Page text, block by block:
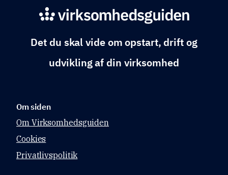
Det du skal vide om opstart, drift og
udvikling af din virksomhed
Om siden
Om Virksomhedsguiden
Cookies
Privatlivspolitik